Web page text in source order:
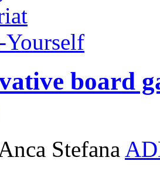
board
Stefana